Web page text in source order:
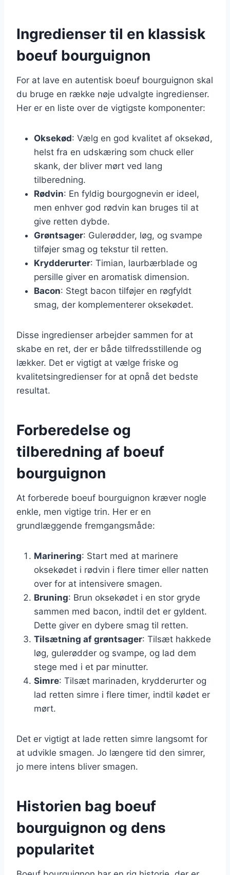
Ingredienser til en klassisk
boeuf bourguignon
For at lave en autentisk boeuf bourguignon skal
du bruge en række nøje udvalgte ingredienser.
Her er en liste over de vigtigste komponenter:
Oksekød: Vælg en god kvalitet af oksekød,
helst fra en udskæring som chuck eller
skank, der bliver mørt ved lang
tilberedning.
Rødvin: En fyldig bourgognevin er ideel,
men enhver god rødvin kan bruges til at
give retten dybde.
Grøntsager: Gulerødder, løg, og svampe
tilføjer smag og tekstur til retten.
Krydderurter: Timian, laurbærblade og
persille giver en aromatisk dimension.
Bacon: Stegt bacon tilføjer en røgfyldt
smag, der komplementerer oksekødet.
Disse ingredienser arbejder sammen for at
skabe en ret, der er både tilfredsstillende og
lækker. Det er vigtigt at vælge friske og
kvalitetsingredienser for at opnå det bedste
resultat.
Forberedelse og
tilberedning af boeuf
bourguignon
At forberede boeuf bourguignon kræver nogle
enkle, men vigtige trin. Her er en
grundlæggende fremgangsmåde:
Marinering: Start med at marinere
oksekødet i rødvin i flere timer eller natten
over for at intensivere smagen.
Bruning: Brun oksekødet i en stor gryde
sammen med bacon, indtil det er gyldent.
Dette giver en dybere smag til retten.
Tilsætning af grøntsager: Tilsæt hakkede
løg, gulerødder og svampe, og lad dem
stege med i et par minutter.
Simre: Tilsæt marinaden, krydderurter og
lad retten simre i flere timer, indtil kødet er
mørt.
Det er vigtigt at lade retten simre langsomt for
at udvikle smagen. Jo længere tid den simrer,
jo mere intens bliver smagen.
Historien bag boeuf
bourguignon og dens
popularitet